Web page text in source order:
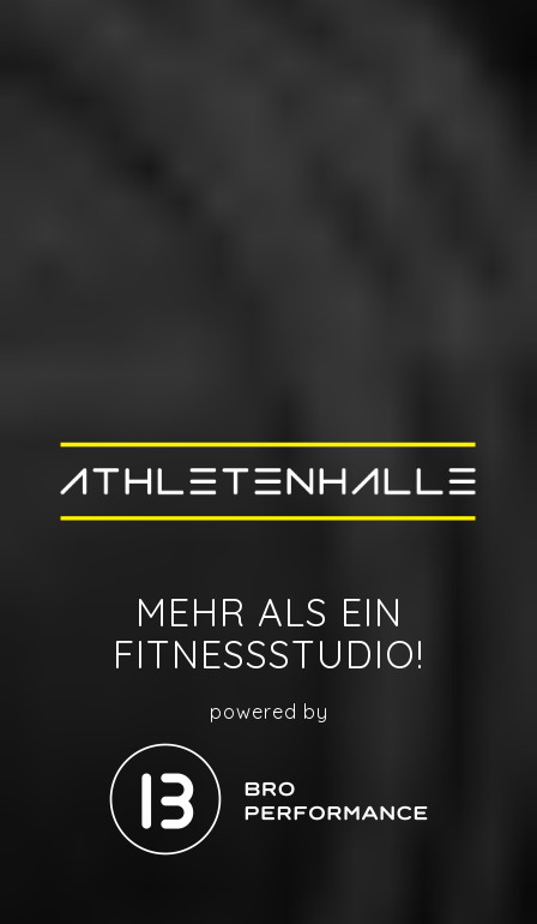
MEHR ALS EIN
FITNESSSTUDIO!
powered by